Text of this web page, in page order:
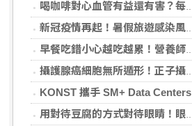
喝咖啡對心血管有益還有害？每日可以喝幾杯咖啡？美心臟協會一次解答
新冠疫情再起！暑假旅遊感染風險增 專家教你這樣做好防護
早餐吃錯小心越吃越累！營養師點名3大NG組合：根本「台式安眠藥」
攝護腺癌細胞無所遁形！正子攝影掃描揪出攝護腺癌，精準定位助早期治療
KONST 攜手 SM+ Data Centers、LG Sinar Mas 簽署SMX01資料中心合作協議 算力版圖正式跨足東南亞
用對待豆腐的方式對待眼睛！眼科醫揭「4件事」絕不可以對眼睛做